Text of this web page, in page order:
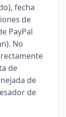
fecha
de
PayPal
No
de
de
de